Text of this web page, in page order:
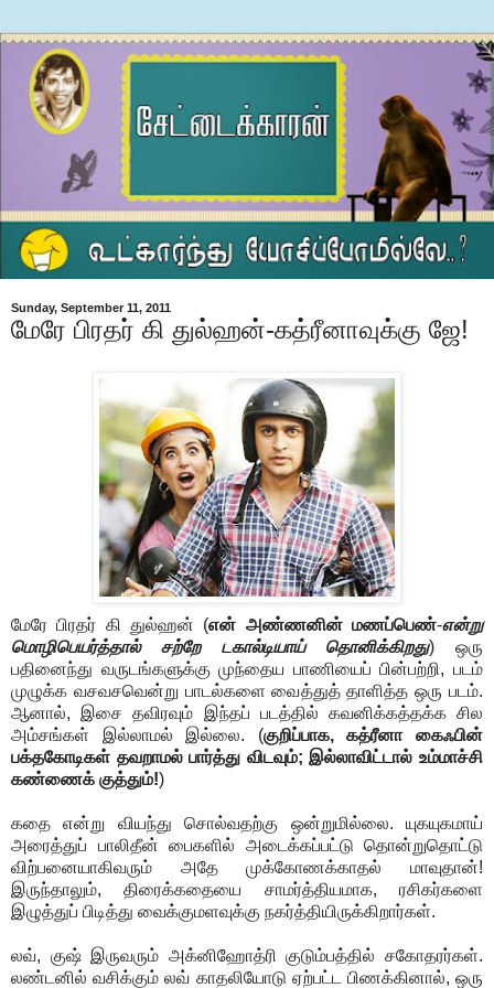
Sunday, September 11, 2011
மேரே பிரதர் கி துல்ஹன்-கத்ரீனாவுக்கு ஜே!
மேரே பிரதர் கி துல்ஹன் (என் அண்ணனின் மணப்பெண்-என்று
மொழிபெயர்த்தால் சற்றே டகால்டியாய் தொனிக்கிறது) ஒரு
பதினைந்து வருடங்களுக்கு முந்தைய பாணியைப் பின்பற்றி, படம்
முழுக்க வசவசவென்று பாடல்களை வைத்துத் தாளித்த ஒரு படம்.
ஆனால், இசை தவிரவும் இந்தப் படத்தில் கவனிக்கத்தக்க சில
அம்சங்கள் இல்லாமல் இல்லை. (குறிப்பாக, கத்ரீனா கைஃபின்
பக்தகோடிகள் தவறாமல் பார்த்து விடவும்; இல்லாவிட்டால் உம்மாச்சி
கண்ணைக் குத்தும்!)
கதை என்று வியந்து சொல்வதற்கு ஒன்றுமில்லை. யுகயுகமாய்
அரைத்துப் பாலிதீன் பைகளில் அடைக்கப்பட்டு தொன்றுதொட்டு
விற்பனையாகிவரும் அதே முக்கோணக்காதல் மாவுதான்!
இருந்தாலும், திரைக்கதையை சாமர்த்தியமாக, ரசிகர்களை
இழுத்துப் பிடித்து வைக்குமளவுக்கு நகர்த்தியிருக்கிறார்கள்.
லவ், குஷ் இருவரும் அக்னிஹோத்ரி குடும்பத்தில் சகோதரர்கள்.
லண்டனில் வசிக்கும் லவ் காதலியோடு ஏற்பட்ட பிணக்கினால், ஒரு